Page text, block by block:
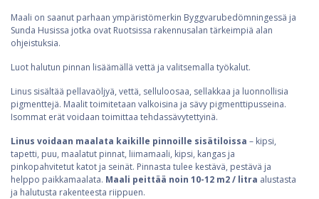
Maali on saanut parhaan ympäristömerkin Byggvarubedömningessä ja
Sunda Husissa jotka ovat Ruotsissa rakennusalan tärkeimpiä alan
ohjeistuksia.
Luot halutun pinnan lisäämällä vettä ja valitsemalla työkalut.
Linus sisältää pellavaöljyä, vettä, selluloosaa, sellakkaa ja luonnollisia
pigmenttejä. Maalit toimitetaan valkoisina ja sävy pigmenttipusseina.
Isommat erät voidaan toimittaa tehdassävytettyinä.
Linus voidaan maalata kaikille pinnoille sisätiloissa – kipsi,
tapetti, puu, maalatut pinnat, liimamaali, kipsi, kangas ja
pinkopahvitetut katot ja seinät. Pinnasta tulee kestävä, pestävä ja
helppo paikkamaalata. Maali peittää noin 10-12 m2 / litra alustasta
ja halutusta rakenteesta riippuen.